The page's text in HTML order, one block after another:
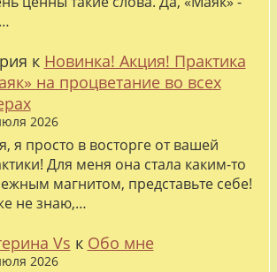
к Новинка! Акция! Практика
на процветание во всех
2026
я просто в восторге от вашей
Для меня она стала каким-то
магнитом, представьте себе!
не знаю,…
Vs к Обо мне
2026